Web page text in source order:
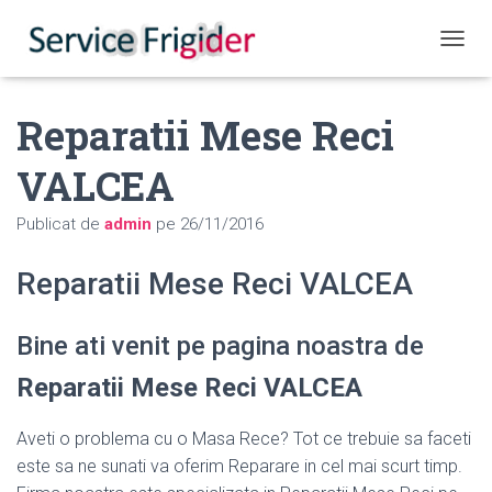
Reparatii Mese Reci
VALCEA
Publicat de admin pe 26/11/2016
Reparatii Mese Reci VALCEA
Bine ati venit pe pagina noastra de
Reparatii Mese Reci VALCEA
Aveti o problema cu o Masa Rece? Tot ce trebuie sa faceti
este sa ne sunati va oferim Reparare in cel mai scurt timp.